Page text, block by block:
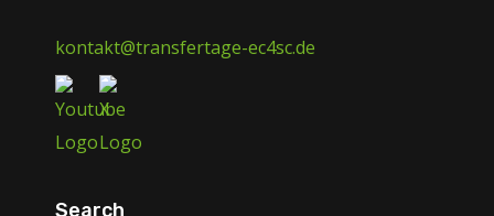
kontakt@transfertage-ec4sc.de
Search